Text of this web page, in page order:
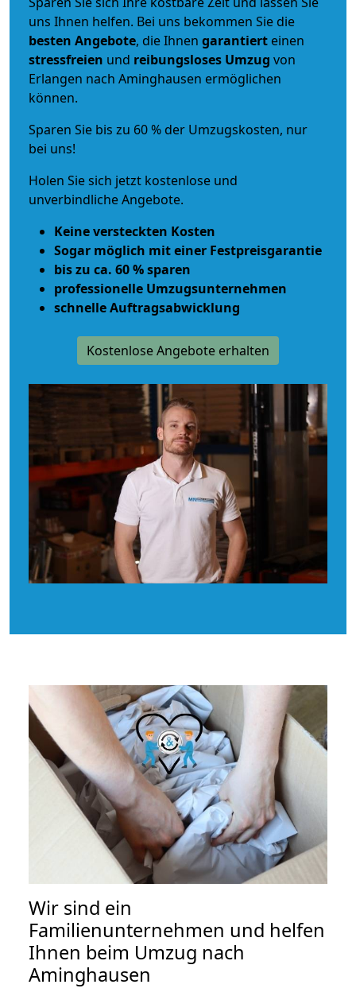
uns Ihnen helfen. Bei uns bekommen Sie die
besten Angebote, die Ihnen garantiert einen
stressfreien und reibungsloses Umzug von
Erlangen nach Aminghausen ermöglichen
können.
Sparen Sie bis zu 60 % der Umzugskosten, nur
bei uns!
Holen Sie sich jetzt kostenlose und
unverbindliche Angebote.
Keine versteckten Kosten
Sogar möglich mit einer Festpreisgarantie
bis zu ca. 60 % sparen
professionelle Umzugsunternehmen
schnelle Auftragsabwicklung
Kostenlose Angebote erhalten
Wir sind ein
Familienunternehmen und helfen
Ihnen beim Umzug nach
Aminghausen